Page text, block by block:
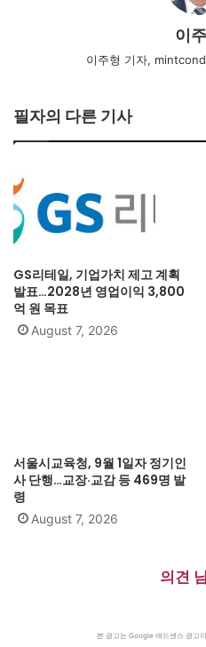
이
이주형 기자,
필자의 다른 기사
GS리테일, 기업가치 제고 계획
발표…2028년 영업이익 3,800
억 원 목표
August 7, 2026
서울시교육청, 9월 1일자 정기인
사 단행…교장·교감 등 469명 발
령
August 7, 2026
의견
본 광고는 Google 애드센스 광고